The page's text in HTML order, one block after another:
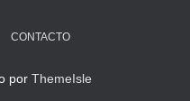
CONTACTO
por ThemeIsle